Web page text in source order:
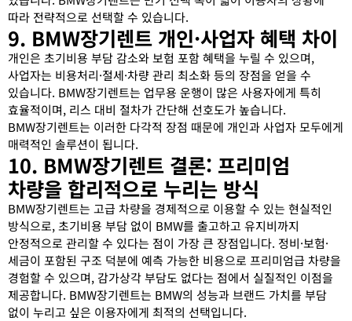
따라 전략적으로 선택할 수 있습니다.
9. BMW장기렌트 개인·사업자 혜택 차이
개인은 초기비용 부담 감소와 보험 포함 혜택을 누릴 수 있으며,
사업자는 비용처리·절세·차량 관리 최소화 등의 장점을 얻을 수
있습니다. BMW장기렌트는 업무용 운행이 많은 사용자에게 특히
효율적이며, 리스 대비 절차가 간단해 선호도가 높습니다.
BMW장기렌트는 이러한 다각적 장점 때문에 개인과 사업자 모두에게
매력적인 솔루션이 됩니다.
10. BMW장기렌트 결론: 프리미엄
차량을 합리적으로 누리는 방식
BMW장기렌트는 고급 차량을 경제적으로 이용할 수 있는 현실적인
방식으로, 초기비용 부담 없이 BMW를 출고하고 유지비까지
안정적으로 관리할 수 있다는 점이 가장 큰 장점입니다. 정비·보험·
세금이 포함된 구조 덕분에 예측 가능한 비용으로 프리미엄급 차량을
경험할 수 있으며, 감가상각 부담도 없다는 점에서 실질적인 이점을
제공합니다. BMW장기렌트는 BMW의 성능과 브랜드 가치를 부담
없이 누리고 싶은 이용자에게 최적의 선택입니다.